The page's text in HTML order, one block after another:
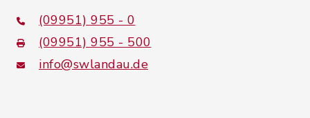
(09951) 955 - 0
(09951) 955 - 500
info@swlandau.de